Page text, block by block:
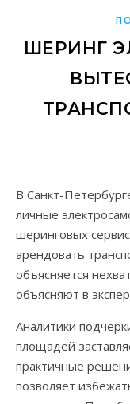
ШЕРИНГ
В Санкт-
личные
шеринговых
арендовать
объясняется
объясняют в
Аналитики
площадей
практичные
позволяет